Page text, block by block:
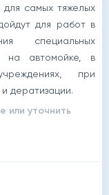
для самых тяжелых
для работ в
специальных
на автомойке, в
при
дератизации.
или уточнить